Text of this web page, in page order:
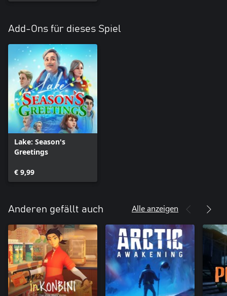
Add-Ons für dieses Spiel
Lake: Season's
Greetings
€ 9,99
Anderen gefällt auch Alle anzeigen